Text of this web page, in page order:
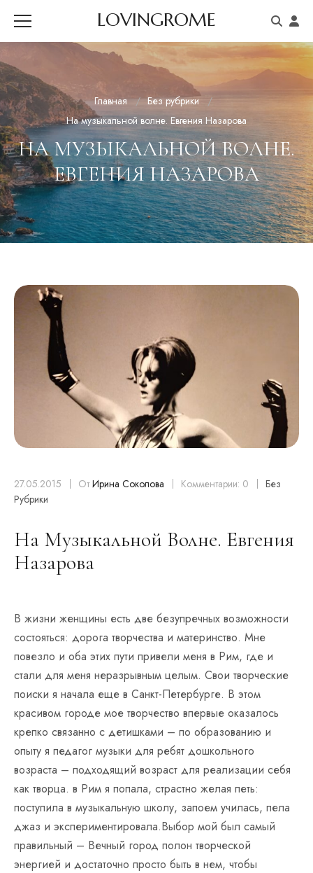
LOVINGROME
Главная
Без рубрики
На музыкальной волне. Евгения Назарова
НА МУЗЫКАЛЬНОЙ ВОЛНЕ.
ЕВГЕНИЯ НАЗАРОВА
27.05.2015 ОтИрина Соколова Комментарии: 0
Без
Рубрики
На Музыкальной Волне. Евгения
Назарова
В жизни женщины есть две безупречных возможности
состояться: дорога творчества и материнство. Мне
повезло и оба этих пути привели меня в Рим, где и
стали для меня неразрывным целым. Свои творческие
поиски я начала еще в Санкт-Петербурге. В этом
красивом городе мое творчество впервые оказалось
крепко связанно с детишками – по образованию и
опыту я педагог музыки для ребят дошкольного
возраста – подходящий возраст для реализации себя
как творца. в Рим я попала, страстно желая петь:
поступила в музыкальную школу, запоем училась, пела
джаз и экспериментировала.Выбор мой был самый
правильный – Вечный город полон творческой
энергией и достаточно просто быть в нем, чтобы